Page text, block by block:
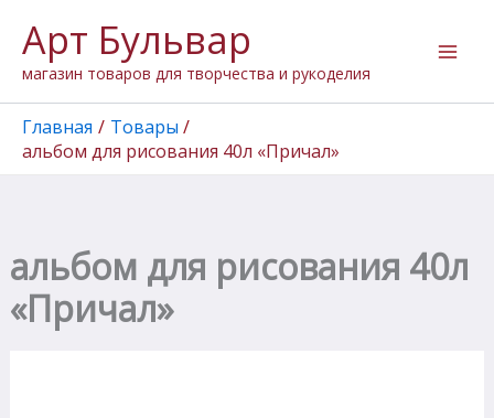
содержимому
Арт Бульвар
магазин товаров для творчества и рукоделия
Главная
Товары
альбом для рисования 40л «Причал»
альбом для рисования 40л
«Причал»